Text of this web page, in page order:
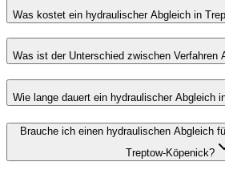
Was kostet ein hydraulischer Abgleich in
Was ist der Unterschied zwischen Verfahren
Wie lange dauert ein hydraulischer Abgleich
Brauche ich einen hydraulischen Abgleich
Treptow-Köpenick?